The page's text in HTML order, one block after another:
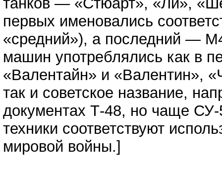
первых именовались
«средний»), а последний —
машин употреблялись как в
«Валентайн» и «Валентин»,
так и советское название,
документах Т-48, но чаще СУ-
техники соответствуют
мировой войны.]